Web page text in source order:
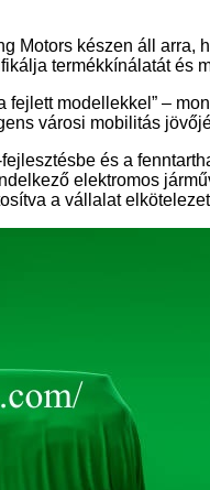
Motors készen áll
termékkínálatát és
modellekkel” –
városi mobilitás
és a
elektromos
a vállalat